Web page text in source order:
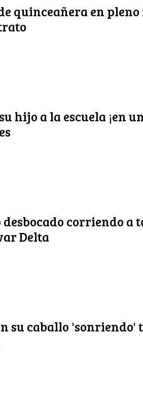
quinceañera en
hijo a la escuela ¡en
corriendo a
Delta
su caballo 'sonriendo'